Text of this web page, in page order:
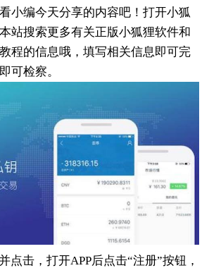
小编今天分享的内容吧！打开小狐
站搜索更多有关正版小狐狸软件和
程的信息哦，填写相关信息即可完
可检察。
点击，打开APP后点击“注册”按钮，